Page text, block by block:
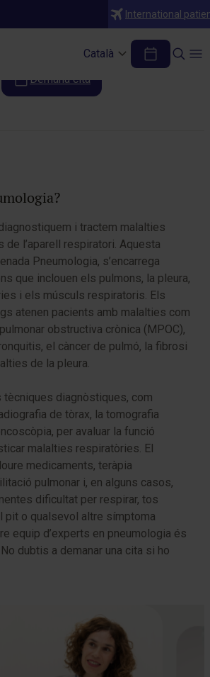
International
Català
Pneumologia
Demana cita
i tractem malalties
de l’aparell respiratori. Aquesta
Pneumologia, s’encarrega
que inclouen els pulmons, la pleura,
i els músculs respiratoris. Els
atenen pacients amb malalties com
obstructiva crònica (MPOC),
el càncer de pulmó, la fibrosi
de la pleura.
diagnòstiques, com
de tòrax, la tomografia
per avaluar la funció
malalties respiratòries. El
medicaments, teràpia
pulmonar i, en alguns casos,
dificultat per respirar, tos
pit o qualsevol altre símptoma
equip d’experts en pneumologia és
dubtis a demanar una cita si ho